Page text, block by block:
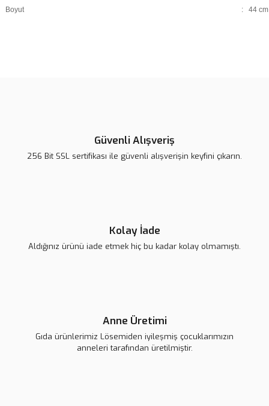
Boyut
: 44
Güvenli Alışveriş
256 Bit SSL sertifikası ile güvenli alışverişin keyfini çıkarın.
Kolay İade
Aldığınız ürünü iade etmek hiç bu kadar kolay olmamıştı.
Anne Üretimi
Gıda ürünlerimiz Lösemiden iyileşmiş çocuklarımızın
anneleri tarafından üretilmiştir.